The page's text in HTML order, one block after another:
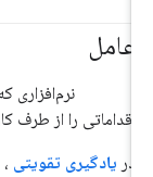
عامل
#عامل
نرم‌افزاری
اقداماتی را از طرف
یادگیری تقویتی،